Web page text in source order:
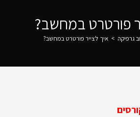
פורטרט במחשב?
גרפיקה > איך לצייר פורטרט במחשב?